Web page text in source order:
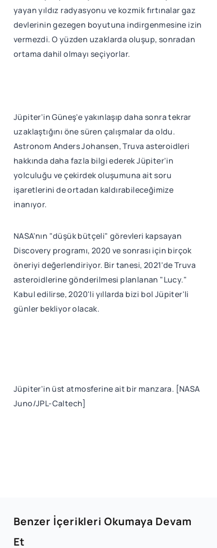
yayan yıldız radyasyonu ve kozmik fırtınalar gaz
devlerinin gezegen boyutuna indirgenmesine izin
vermezdi. O yüzden uzaklarda oluşup, sonradan
ortama dahil olmayı seçiyorlar.
Jüpiter'in Güneş'e yakınlaşıp daha sonra tekrar
uzaklaştığını öne süren çalışmalar da oldu.
Astronom Anders Johansen, Truva asteroidleri
hakkında daha fazla bilgi ederek Jüpiter'in
yolculuğu ve çekirdek oluşumuna ait soru
işaretlerini de ortadan kaldırabileceğimize
inanıyor.
NASA'nın "düşük bütçeli" görevleri kapsayan
Discovery programı, 2020 ve sonrası için birçok
öneriyi değerlendiriyor. Bir tanesi, 2021'de Truva
asteroidlerine gönderilmesi planlanan "Lucy."
Kabul edilirse, 2020'li yıllarda bizi bol Jüpiter'li
günler bekliyor olacak.
Jüpiter'in üst atmosferine ait bir manzara. [NASA
Juno/JPL-Caltech]
Benzer İçerikleri Okumaya Devam
Et